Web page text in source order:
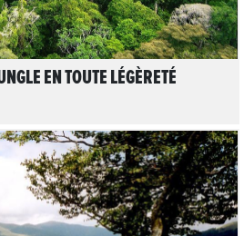
EN TOUTE LÉGÈRETÉ